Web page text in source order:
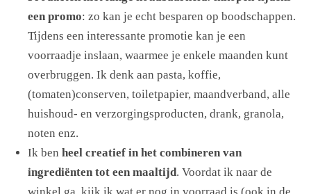
een promo: zo kan je echt besparen op boodschappen.
Tijdens een interessante promotie kan je een
voorraadje inslaan, waarmee je enkele maanden kunt
overbruggen. Ik denk aan pasta, koffie,
(tomaten)conserven, toiletpapier, maandverband, alle
huishoud- en verzorgingsproducten, drank, granola,
noten enz.
Ik ben heel creatief in het combineren van
ingrediënten tot een maaltijd. Voordat ik naar de
winkel ga, kijk ik wat er nog in voorraad is (ook in de